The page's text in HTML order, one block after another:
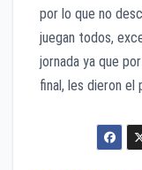
por lo que no
juegan todos,
jornada ya que
final, les dieron el